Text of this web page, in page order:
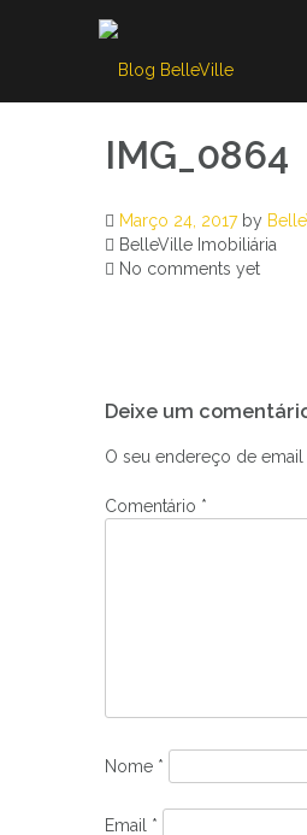
IMG_0864
Março 24, 2017by
BelleVille Imobiliária
No comments yet
de
artigos
Deixe um
O seu endereço de
Comentário *
Nome *
Email *